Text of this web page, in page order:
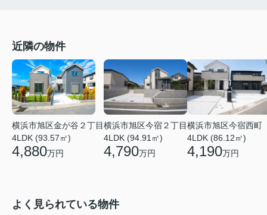
近隣の物件
横浜市旭区金が谷２丁目
4LDK (93.57㎡)
4,880万円
横浜市旭区今宿２丁目
4LDK (94.91㎡)
4,790万円
横浜市旭区今宿西町
4LDK (86.12㎡)
4,190万円
よく見られている物件